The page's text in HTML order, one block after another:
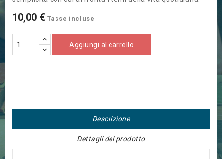
10,00 € Tasse incluse
Aggiungi al carrello
Descrizione
Dettagli del prodotto